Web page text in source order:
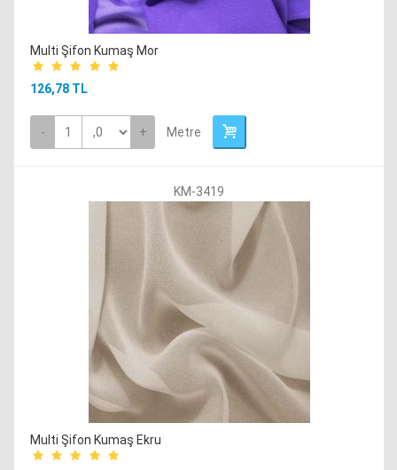
Multi Şifon Kumaş Mor
126,78 TL
- + Metre
KM-3419
Multi Şifon Kumaş Ekru